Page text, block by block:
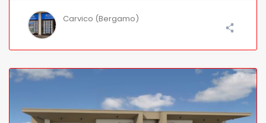
Carvico (Bergamo)